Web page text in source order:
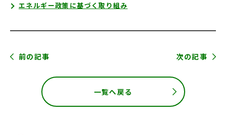
エネルギー政策に基づく取り組み
前の記事 次の記事
一覧へ戻る